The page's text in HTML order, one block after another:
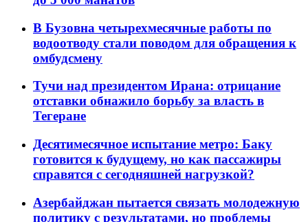
В Бузовна четырехмесячные работы по
водоотводу стали поводом для обращения к
омбудсмену
Тучи над президентом Ирана: отрицание
отставки обнажило борьбу за власть в
Тегеране
Десятимесячное испытание метро: Баку
готовится к будущему, но как пассажиры
справятся с сегодняшней нагрузкой?
Азербайджан пытается связать молодежную
политику с результатами, но проблемы